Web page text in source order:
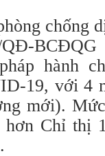
chống
QĐ-
hành
19, với 4
mới).
Chỉ thị